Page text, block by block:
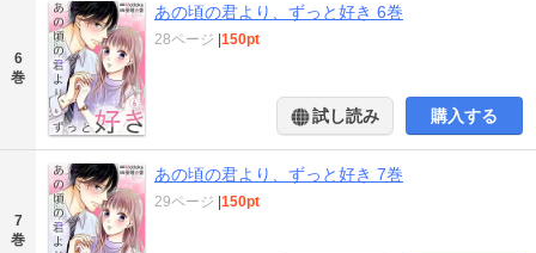
6
巻
あの頃の君より、ずっと好き 6巻
28ページ |150pt
試し読み 購入する
7
巻
あの頃の君より、ずっと好き 7巻
29ページ |150pt